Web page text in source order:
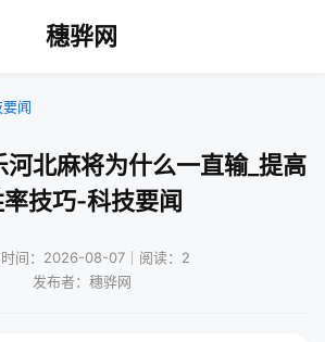
穗骅网
闻
北麻将为什么一直输_提高
率技巧-科技要闻
时间：2026-08-07｜阅读：2
发布者：穗骅网